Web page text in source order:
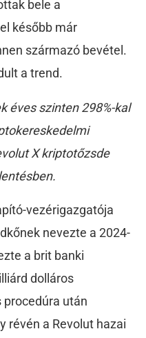
bele a
később már
származó bevétel.
a trend.
éves szinten 298%-kal
X kriptotőzsde
vezérigazgatója
nevezte a 2024-
a brit banki
dolláros
után
révén a Revolut hazai